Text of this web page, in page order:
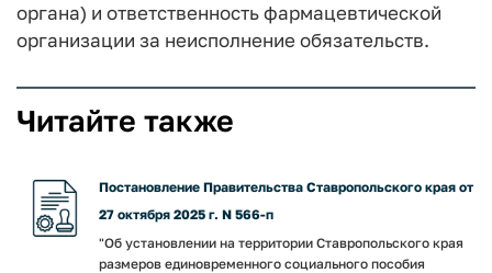
органа) и ответственность фармацевтической
организации за неисполнение обязательств.
Читайте также
Постановление Правительства Ставропольского края от
27 октября 2025 г. N 566-п
"Об установлении на территории Ставропольского края
размеров единовременного социального пособия